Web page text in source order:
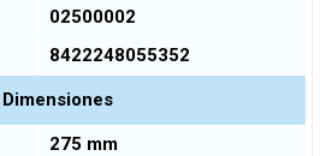
02500002
8422248055352
Dimensiones
275 mm